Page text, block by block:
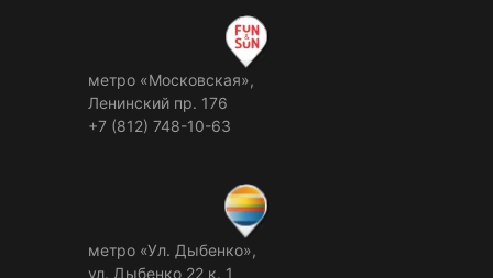
метро «Московская»,
Ленинский пр. 176
+7 (812) 748-10-63
метро «Ул. Дыбенко»,
ул. Дыбенко 22 к. 1